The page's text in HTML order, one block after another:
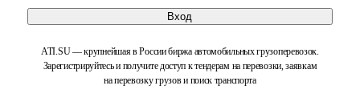
Вход
ATI.SU — крупнейшая в России биржа автомобильных грузоперевозок.
Зарегистрируйтесь и получите доступ к тендерам на перевозки, заявкам
на перевозку грузов и поиск транспорта